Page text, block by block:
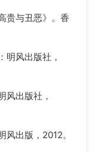
贵与丑恶》。香
明风出版社，
风出版社，
风出版，2012。